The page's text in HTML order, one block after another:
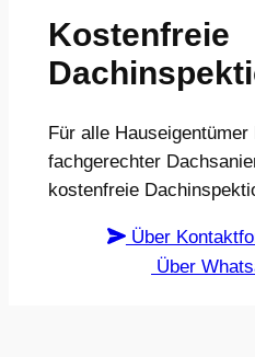
Kostenfreie
Für alle
fachgerechter
kostenfreie
Über
Über